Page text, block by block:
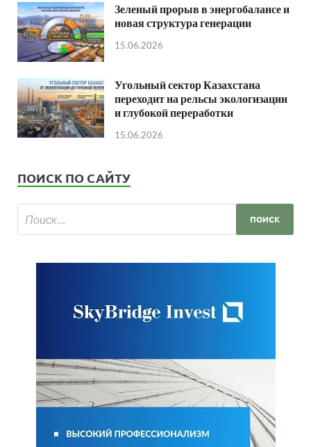
Зеленый прорыв в энергобалансе и
новая структура генерации
15.06.2026
Угольный сектор Казахстана
переходит на рельсы экологизации
и глубокой переработки
15.06.2026
ПОИСК ПО САЙТУ